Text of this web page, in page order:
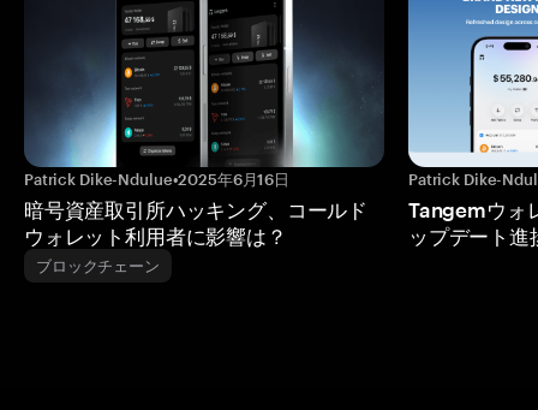
Patrick Dike-Ndulue•2025年6月16日
暗号資産取引所ハッキング、コールド
ウォレット利用者に影響は？
ブロックチェーン
Patrick Dike-
Tangemウォ
ップデート進